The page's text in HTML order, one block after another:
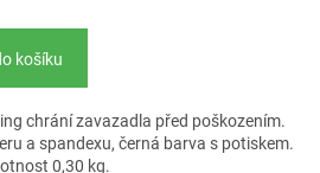
košíku
chrání zavazadla před poškozením.
a spandexu, černá barva s potiskem.
0,30 kg.